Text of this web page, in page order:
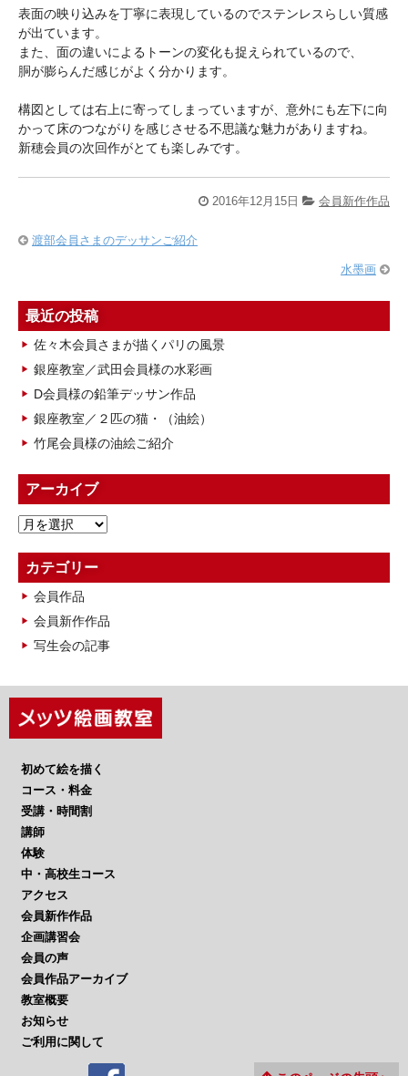
表面の映り込みを丁寧に表現しているのでステンレスらしい質感
が出ています。
また、面の違いによるトーンの変化も捉えられているので、
胴が膨らんだ感じがよく分かります。
構図としては右上に寄ってしまっていますが、意外にも左下に向
かって床のつながりを感じさせる不思議な魅力がありますね。
新穂会員の次回作がとても楽しみです。
2016年12月15日 会員新作作品
渡部会員さまのデッサンご紹介
水墨画
最近の投稿
佐々木会員さまが描くパリの風景
銀座教室／武田会員様の水彩画
D会員様の鉛筆デッサン作品
銀座教室／２匹の猫・（油絵）
竹尾会員様の油絵ご紹介
アーカイブ
ア
カ
イ
ブ
カテゴリー
会員作品
会員新作作品
写生会の記事
初めて絵を描く
コース・料金
受講・時間割
講師
体験
中・高校生コース
アクセス
会員新作作品
企画講習会
会員の声
会員作品アーカイブ
教室概要
お知らせ
ご利用に関して